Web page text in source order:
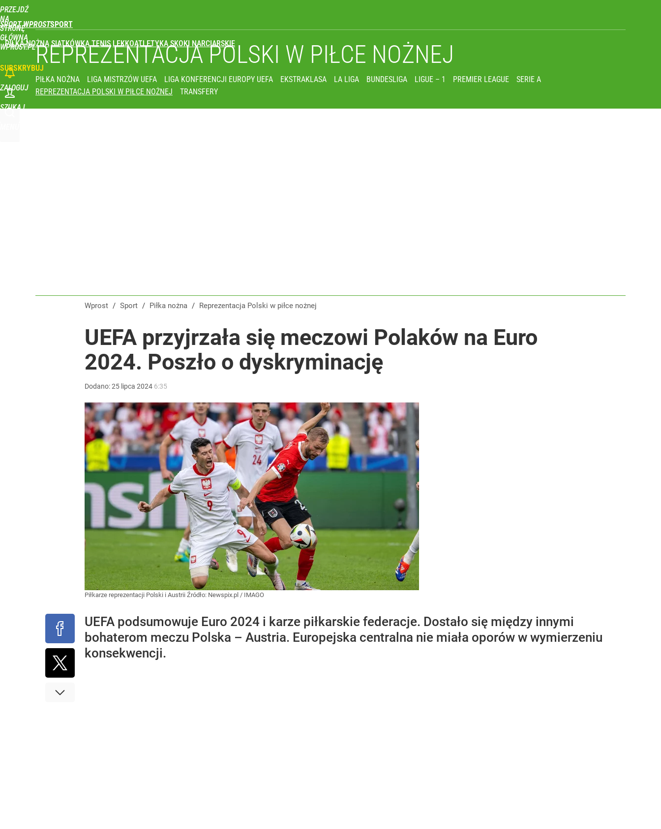
PRZEJDŹ
NA
STRONĘ
GŁÓWNĄ
WPROST.PL
SPORT WPROST
PIŁKA NOŻNA SIATKÓWKA TENIS LEKKOATLETYKA SKOKI NARCIARSKIE
SUBSKRYBUJ
ZALOGUJ
SZUKAJ
REPREZENTACJA POLSKI W PIŁCE NOŻNEJ
PIŁKA NOŻNA LIGA MISTRZÓW UEFA LIGA KONFERENCJI EUROPY UEFA EKSTRAKLASA LA LIGA BUNDESLIGA LIGUE – 1 PREMIER LEAGUE
SERIE A
REPREZENTACJA POLSKI W PIŁCE NOŻNEJ
TRANSFERY
Wprost / Sport / Piłka nożna / Reprezentacja Polski w piłce nożnej
UEFA przyjrzała się meczowi Polaków na Euro
2024. Poszło o dyskryminację
Dodano:25 lipca 2024 6:35
Piłkarze reprezentacji Polski i Austrii Źródło: Newspix.pl / IMAGO
UEFA podsumowuje Euro 2024 i karze piłkarskie federacje. Dostało się między innymi
bohaterom meczu Polska – Austria. Europejska centralna nie miała oporów w wymierzeniu
konsekwencji.